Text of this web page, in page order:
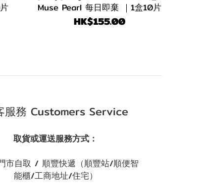
Muse Pearl 每日即棄 ｜1盒10片
HK$155.00
服務 Customers Service
取貨或運送服務方式：
市自取 / 順豐快遞（順豐站/順便智
能櫃/工商地址/住宅）